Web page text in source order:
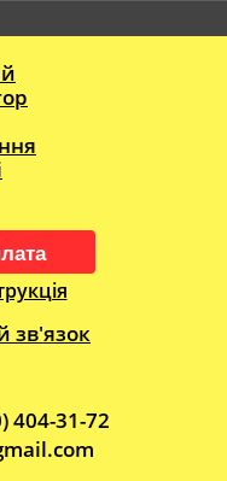
зв'язок
404-31-72